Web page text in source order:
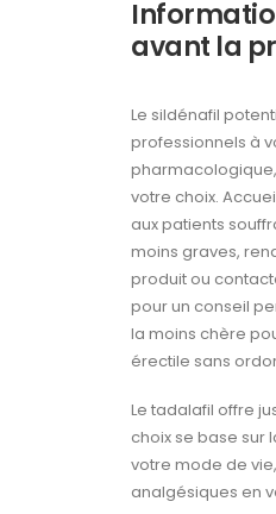
avant la
Le sildénafil
professionnels à
votre choix.
aux patients
moins graves,
produit ou
pour un conseil
la moins chère
érectile sans
Le tadalafil offre
choix se base sur
votre mode de
analgésiques en